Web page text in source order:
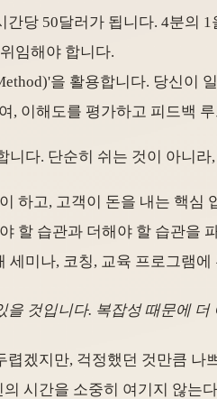
당 50달러가 됩니다. 4분의
임해야 합니다.
을 활용합니다. 당신이
, 이해도를 평가하고 피드백
다. 단순히 쉬는 것이 아니
하고, 고객이 돈을 내는 핵심
할 습관과 더해야 할 습관을
미나, 코칭, 교육 프로그램에
것입니다. 복잡성 때문에
겠지만, 걱정했던 것만큼 나
시간을 소중히 여기지 않